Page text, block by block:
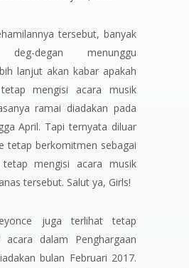
tersebut, banyak
deg-deganmenunggu
lanjut akan kabar apakah
mengisi acara musik
ramai diadakan pada
April. Tapi ternyata diluar
tetap berkomitmen sebagai
mengisi acara musik
tersebut. Salut ya, Girls!
juga terlihat tetap
acara dalam Penghargaan
bulan Februari 2017.